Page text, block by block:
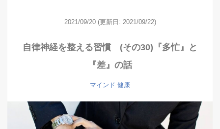
2021/09/20 (更新日: 2021/09/22)
自律神経を整える習慣 (その30)『多忙』と
『差』の話
マインド 健康